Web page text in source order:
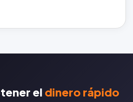
el dinero rápido